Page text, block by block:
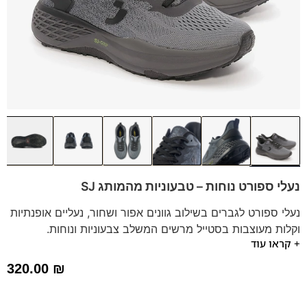
נעלי ספורט נוחות – טבעוניות מהמותג SJ
נעלי ספורט לגברים בשילוב גוונים אפור ושחור, נעליים אופנתיות
וקלות מעוצבות בסטייל מרשים המשלב צבעוניות ונוחות.
מתאימות למגוון פעילויות. סוליה עבה.
+ קראו עוד
320.00 ₪